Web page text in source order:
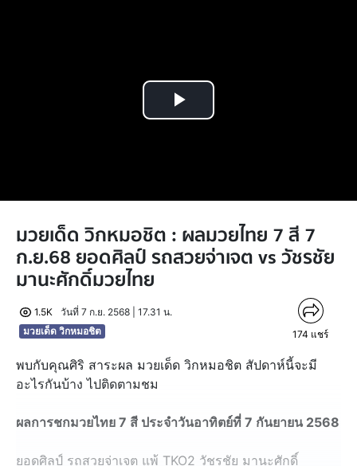
Play
มวยเด็ด วิกหมอชิต : ผลมวยไทย 7 สี 7
ก.ย.68 ยอดศิลป์ รถสวยจ่าเจต vs วัชรชัย
มานะศักดิ์มวยไทย
1.5K
วันที่ 7 ก.ย. 2568 | 17.31 น.
มวยเด็ด วิกหมอชิต
174 แชร์
พบกับคุณศิริ สาระผล มวยเด็ด วิกหมอชิต สัปดาห์นี้จะมี
อะไรกันบ้าง ไปติดตามชม
ผลการชกมวยไทย 7 สี ประจำวันอาทิตย์ที่ 7 กันยายน 2568
ยอดศิลป์ รถสวยจ่าเจต แพ้ TKO2 วัชรชัย มานะศักดิ์